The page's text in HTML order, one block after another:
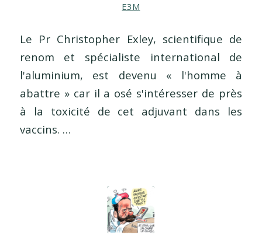
E3M
Le Pr Christopher Exley, scientifique de
renom et spécialiste international de
l'aluminium, est devenu « l'homme à
abattre » car il a osé s'intéresser de près
à la toxicité de cet adjuvant dans les
vaccins. …